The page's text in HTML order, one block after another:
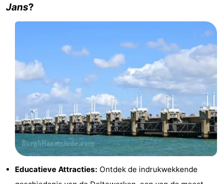
Wijngaerde
(&
Campings
Buitenhof
Domburg
Hof
Domburg
Westhove
Last
minutes
Strand
Jans?
Educatieve Attracties: Ontdek de indrukwekkende